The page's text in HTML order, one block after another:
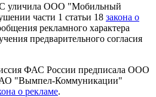
уличила ООО "Мобильный
части 1 статьи 18 закона о
рекламного характера
предварительного согласия
ФАС России предписала ООО
"Вымпел-Коммуникации"
о рекламе.